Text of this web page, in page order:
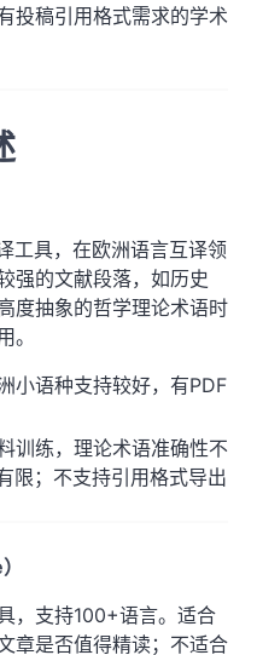
投稿引用格式需求的学术
工具，在欧洲语言互译领
强的文献段落，如历史
度抽象的哲学理论术语时
。
小语种支持较好，有PDF
训练，理论术语准确性不
限；不支持引用格式导出
，支持100+语言。适合
章是否值得精读；不适合